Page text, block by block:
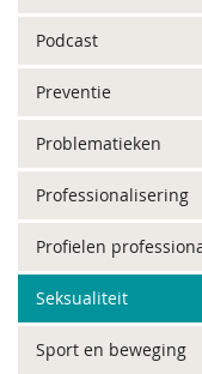
Podcast
Preventie
Problematieken
Professionalisering
Profielen
Seksualiteit
Sport en beweging